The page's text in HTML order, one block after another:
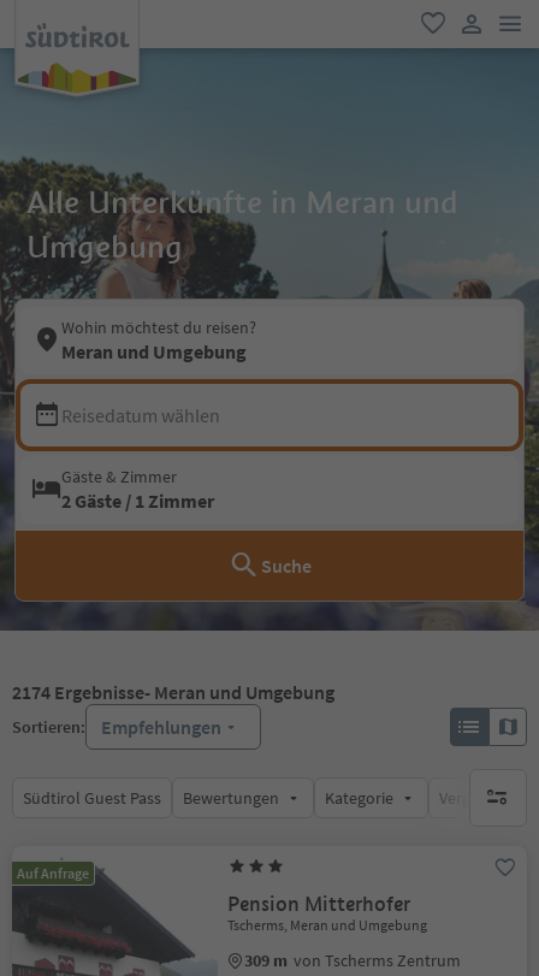
favorit
user link
Alle Unterkünfte in Meran und
Umgebung
Wohin möchtest du reisen?
Meran und Umgebung
Reisedatum wählen
Gäste & Zimmer
2 Gäste / 1 Zimmer
Suche
2174 Ergebnisse- Meran und Umgebung
Sortieren: Empfehlungen
Südtirol Guest Pass Bewertungen Kategorie keine
Auf Anfrage
Pension Mitterhofer
Tscherms, Meran und Umgebung
309 m von Tscherms Zentrum